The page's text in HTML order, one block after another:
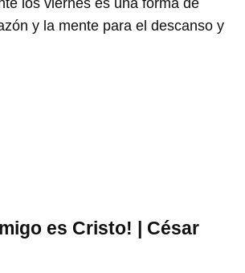
y la mente para el descanso y
es Cristo! | César